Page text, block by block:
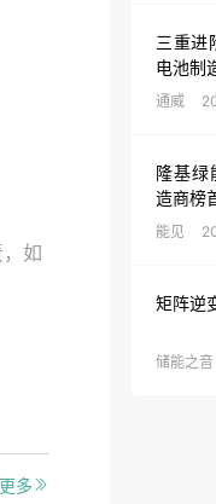
三重进
电池制
通威
隆基绿
造商榜
能见
矩阵逆
储能之音
如
多